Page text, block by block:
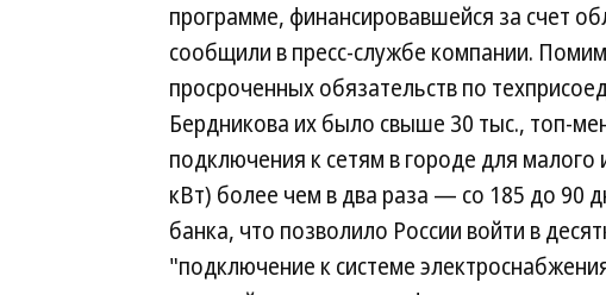
программе, финансировавшейся за счет
сообщили в пресс-службе компании.
просроченных обязательств по
Бердникова их было свыше 30 тыс., топ-
подключения к сетям в городе для
кВт) более чем в два раза — со 185 до 90
банка, что позволило России войти в
"подключение к системе